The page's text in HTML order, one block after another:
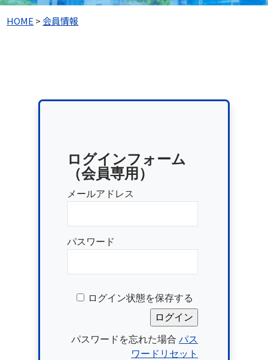
HOME > 会員情報
ログインフォーム
（会員専用）
メールアドレス
パスワード
ログイン状態を保存する
パスワードを忘れた場合パス
ワードリセット